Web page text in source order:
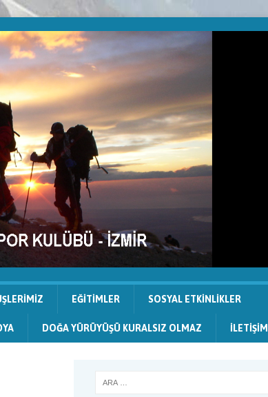
EĞITIMLER SOSYAL ETKINLIKLER
DOĞA YÜRÜYÜŞÜ KURALSIZ OLMAZ İLETIŞIM